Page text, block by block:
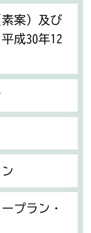
案）及び
成30年12
プラン・